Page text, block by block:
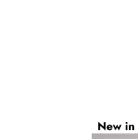
New in